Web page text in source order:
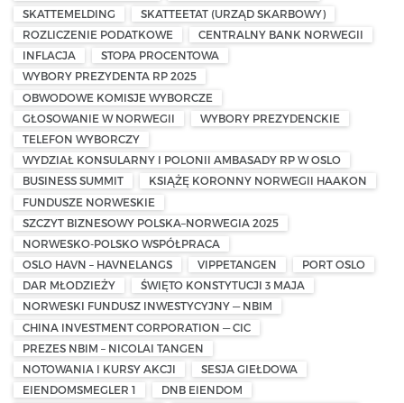
SKATTEMELDING
SKATTEETAT (URZĄD SKARBOWY)
ROZLICZENIE PODATKOWE
CENTRALNY BANK NORWEGII
INFLACJA
STOPA PROCENTOWA
WYBORY PREZYDENTA RP 2025
OBWODOWE KOMISJE WYBORCZE
GŁOSOWANIE W NORWEGII
WYBORY PREZYDENCKIE
TELEFON WYBORCZY
WYDZIAŁ KONSULARNY I POLONII AMBASADY RP W OSLO
BUSINESS SUMMIT
KSIĄŻĘ KORONNY NORWEGII HAAKON
FUNDUSZE NORWESKIE
SZCZYT BIZNESOWY POLSKA–NORWEGIA 2025
NORWESKO-POLSKO WSPÓŁPRACA
OSLO HAVN – HAVNELANGS
VIPPETANGEN
PORT OSLO
DAR MŁODZIEŻY
ŚWIĘTO KONSTYTUCJI 3 MAJA
NORWESKI FUNDUSZ INWESTYCYJNY — NBIM
CHINA INVESTMENT CORPORATION — CIC
PREZES NBIM – NICOLAI TANGEN
NOTOWANIA I KURSY AKCJI
SESJA GIEŁDOWA
EIENDOMSMEGLER 1
DNB EIENDOM